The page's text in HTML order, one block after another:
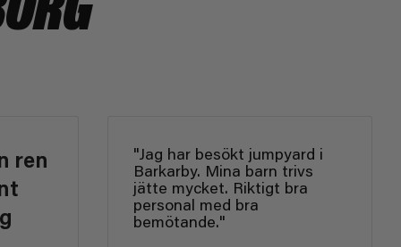
ren
"Jag har besökt jumpyard i
Barkarby. Mina barn trivs
jätte mycket. Riktigt bra
personal med bra
bemötande."